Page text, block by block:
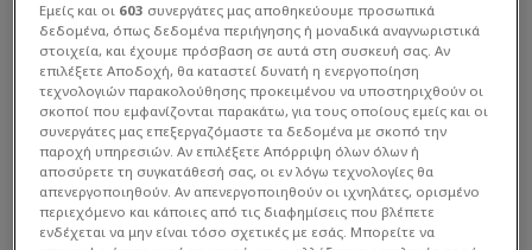
Εμείς και οι 603 συνεργάτες μας αποθηκεύουμε προσωπικά
δεδομένα, όπως δεδομένα περιήγησης ή μοναδικά αναγνωριστικά
στοιχεία, και έχουμε πρόσβαση σε αυτά στη συσκευή σας. Αν
επιλέξετε Αποδοχή, θα καταστεί δυνατή η ενεργοποίηση
τεχνολογιών παρακολούθησης προκειμένου να υποστηριχθούν οι
σκοποί που εμφανίζονται παρακάτω, για τους οποίους εμείς και οι
συνεργάτες μας επεξεργαζόμαστε τα δεδομένα με σκοπό την
παροχή υπηρεσιών. Αν επιλέξετε Απόρριψη όλων όλων ή
αποσύρετε τη συγκατάθεσή σας, οι εν λόγω τεχνολογίες θα
απενεργοποιηθούν. Αν απενεργοποιηθούν οι ιχνηλάτες, ορισμένο
περιεχόμενο και κάποιες από τις διαφημίσεις που βλέπετε
ενδέχεται να μην είναι τόσο σχετικές με εσάς. Μπορείτε να